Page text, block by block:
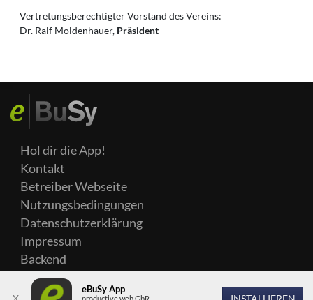
eBuSy App
Vertretungsberechtigter Vorstand des Vereins:
Dr. Ralf Moldenhauer, Präsident
Hol dir die App!
Kontakt
Betreiber Webseite
Nutzungsbedingungen
Datenschutzerklärung
Impressum
Backend